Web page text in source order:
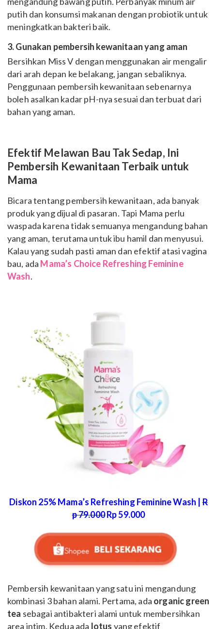
putih dan konsumsi makanan dengan probiotik untuk
meningkatkan bakteri baik.
3. Gunakan pembersih kewanitaan yang aman
Bersihkan Miss V dengan menggunakan air mengalir
dari arah depan ke belakang, jangan sebaliknya.
Penggunaan pembersih kewanitaan sebenarnya
boleh asalkan kadar pH-nya sesuai dan terbuat dari
bahan yang aman.
Efektif Melawan Bau Tak Sedap, Ini
Pembersih Kewanitaan Terbaik untuk
Mama
Bicara tentang pembersih kewanitaan, ada banyak
produk yang dijual di pasaran. Tapi Mama perlu
waspada karena tidak semuanya mengandung bahan
yang aman, terutama untuk ibu hamil dan menyusui.
Kalau yang sudah pasti aman dan efektif atasi vagina
bau, ada Mama’s Choice Refreshing Feminine
Wash.
Diskon 25% Mama’s Refreshing Feminine Wash |R
p 79.000Rp 59.000
Pembersih kewanitaan yang satu ini mengandung
kombinasi 3 bahan alami. Pertama, ada organic green
tea sebagai antibakteri alami untuk membersihkan
area intim. Kedua ada lotus yang efektif